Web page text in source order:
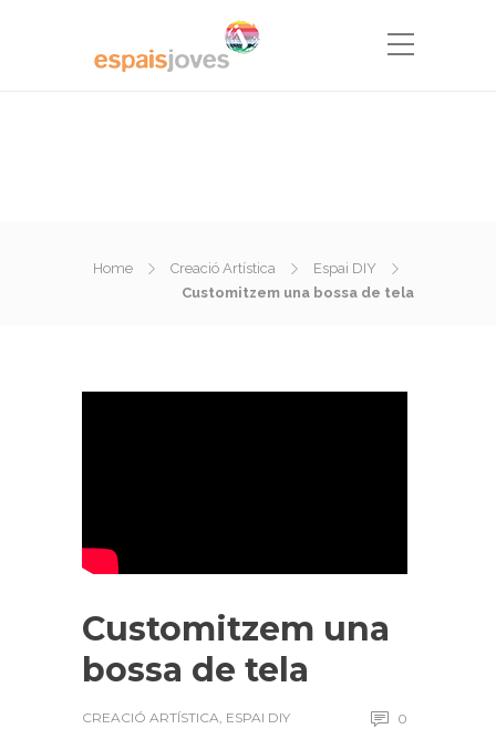
Home Creació Artística
Espai DIY
Customitzem una bossa de tela
Customitzem una
bossa de tela
CREACIÓ ARTÍSTICA, ESPAI DIY 0